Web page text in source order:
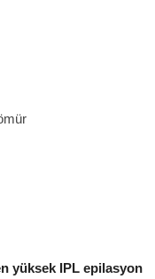
yüksek IPL epilasyon